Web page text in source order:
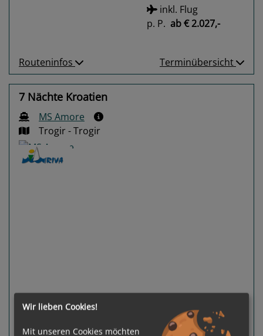
inkl. Flug
p. P. ab€ 2.027,-
Routeninfos Terminübersicht
7 Nächte Kroatien
MS Amore
Trogir - Trogir
p. P.ab € 1.076,-
Wir lieben Cookies!
Mit unseren Cookies möchten